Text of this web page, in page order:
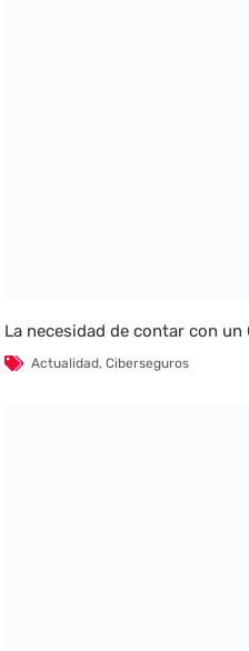
La necesidad de contar con un
Actualidad,Ciberseguros